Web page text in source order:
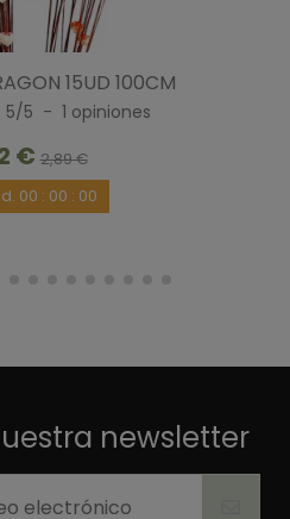
15UD 100CM
5/5 - 1 opiniones
€2,89 €
d. 00 : 00 : 00
newsletter